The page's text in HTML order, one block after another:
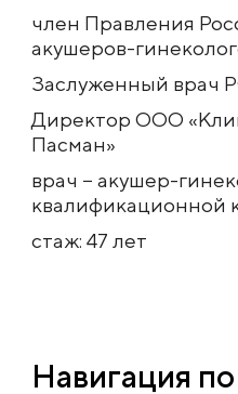
член Правления
акушеров-
Заслуженный врач
Директор ООО
Пасман»
врач − акушер-
квалификационной
стаж: 47 лет
Навигация